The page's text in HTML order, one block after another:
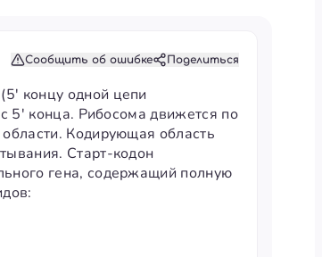
Сообщить об ошибке Поделиться
концу одной цепи
5' конца. Рибосома движется по
Кодирующая область
Старт-кодон
гена, содержащий полную